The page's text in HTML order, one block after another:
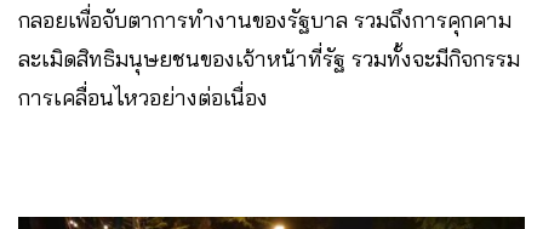
กลอยเพื่อจับตาการทำงานของรัฐบาล รวมถึงการคุกคาม
ละเมิดสิทธิมนุษยชนของเจ้าหน้าที่รัฐ รวมทั้งจะมีกิจกรรม
การเคลื่อนไหวอย่างต่อเนื่อง